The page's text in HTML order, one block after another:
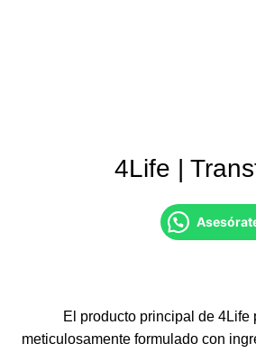
4Life |
El producto principal de
meticulosamente formulado con